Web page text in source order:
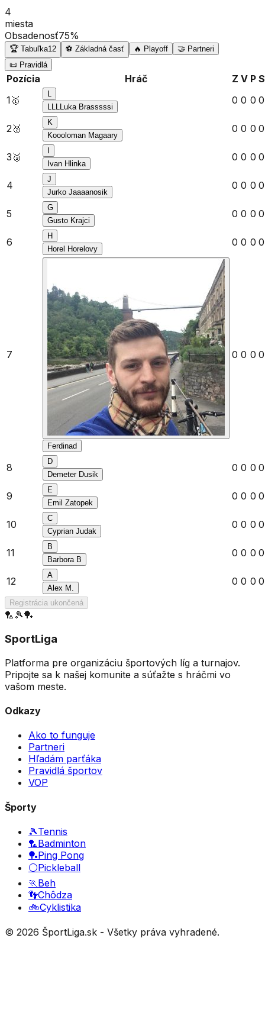
4
miesta
Obsadenosť75%
🏆 Tabuľka12 ⚽ Základná časť 🔥 Playoff
🤝 Partneri
📜 Pravidlá
Pozícia Hráč Z V P S
1 🥇
L
LLLLuka Brasssssi
0 0 0 0
2🥈
K
Koooloman Magaary
0 0 0 0
3 🥉
Ivan Hlinka
0 0 0 0
4
J
Jurko Jaaaanosik
0 0 0 0
5
G
Gusto Krajci
0 0 0 0
6
H
Horel Horelovy
0 0 0 0
7
Ferdinad
0 0 0 0
8
D
Demeter Dusik
0 0 0 0
9
E
Emil Zatopek
0 0 0 0
10
C
Cyprian Judak
0 0 0 0
11
B
Barbora B
0 0 0 0
12
A
Alex M.
0 0 0 0
Registrácia ukončená
🏸 🎾🏓
SportLiga
Platforma pre organizáciu športových líg a turnajov.
Pripojte sa k našej komunite a súťažte s hráčmi vo
vašom meste.
Odkazy
Ako to funguje
Partneri
Hľadám parťáka
Pravidlá športov
VOP
Športy
🎾Tennis
🏸Badminton
🏓Ping Pong
⚪Pickleball
🏃 Beh
👣Chôdza
🚲Cyklistika
© 2026 ŠportLiga.sk - Všetky práva vyhradené.